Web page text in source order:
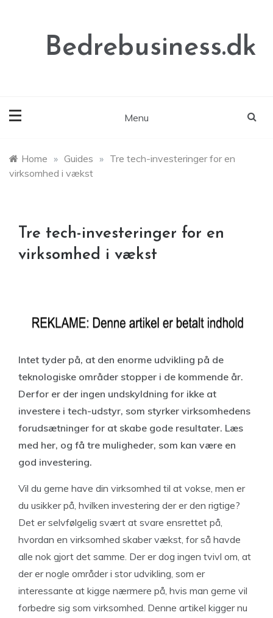
Bedrebusiness.dk
Menu
Home » Guides » Tre tech-investeringer for en
virksomhed i vækst
Tre tech-investeringer for en
virksomhed i vækst
Intet tyder på, at den enorme udvikling på de
teknologiske områder stopper i de kommende år.
Derfor er der ingen undskyldning for ikke at
investere i tech-udstyr, som styrker virksomhedens
forudsætninger for at skabe gode resultater. Læs
med her, og få tre muligheder, som kan være en
god investering.
Vil du gerne have din virksomhed til at vokse, men er
du usikker på, hvilken investering der er den rigtige?
Det er selvfølgelig svært at svare ensrettet på,
hvordan en virksomhed skaber vækst, for så havde
alle nok gjort det samme. Der er dog ingen tvivl om, at
der er nogle områder i stor udvikling, som er
interessante at kigge nærmere på, hvis man gerne vil
forbedre sig som virksomhed. Denne artikel kigger nu